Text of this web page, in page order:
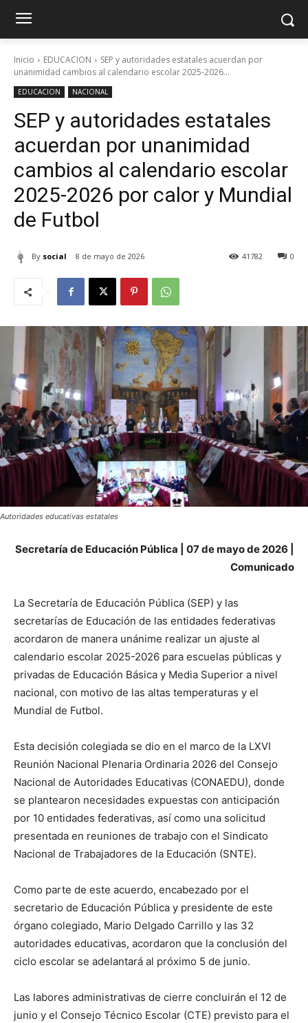
Inicio EDUCACION
SEP y autoridades estatales acuerdan por
unanimidad cambios al calendario escolar 2025-2026...
EDUCACION NACIONAL
SEP y autoridades estatales
acuerdan por unanimidad
cambios al calendario escolar
2025-2026 por calor y Mundial
de Futbol
By social 8 de mayo de 2026 0
41782
Autoridades educativas estatales
Secretaría de Educación Pública | 07 de mayo de 2026 |
Comunicado
La Secretaría de Educación Pública (SEP) y las
secretarías de Educación de las entidades federativas
acordaron de manera unánime realizar un ajuste al
calendario escolar 2025-2026 para escuelas públicas y
privadas de Educación Básica y Media Superior a nivel
nacional, con motivo de las altas temperaturas y el
Mundial de Futbol.
Esta decisión colegiada se dio en el marco de la LXVI
Reunión Nacional Plenaria Ordinaria 2026 del Consejo
Nacional de Autoridades Educativas (CONAEDU), donde
se plantearon necesidades expuestas con anticipación
por 10 entidades federativas, así como una solicitud
presentada en reuniones de trabajo con el Sindicato
Nacional de Trabajadores de la Educación (SNTE).
Como parte de este acuerdo, encabezado por el
secretario de Educación Pública y presidente de este
órgano colegiado, Mario Delgado Carrillo y las 32
autoridades educativas, acordaron que la conclusión del
ciclo escolar se adelantará al próximo 5 de junio.
Las labores administrativas de cierre concluirán el 12 de
junio y el Consejo Técnico Escolar (CTE) previsto para el